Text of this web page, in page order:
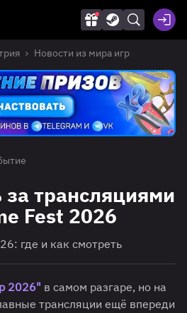
Новости из мира игр
за трансляциями
Fest 2026
где и как смотреть
2026" в самом разгаре, но на
трансляции ещё впереди